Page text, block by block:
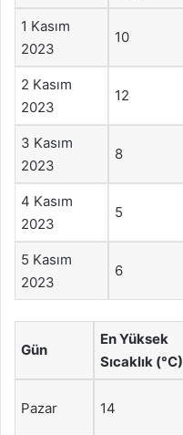
1 Kasım
2023
10
2 Kasım
2023
12
3 Kasım
2023
8
4 Kasım
2023
5
5 Kasım
2023
6
Gün
En Yüksek
Sıcaklık (°C)
Pazar 14